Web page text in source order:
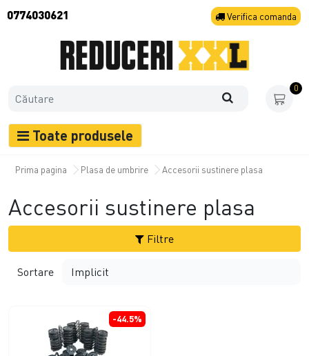
0774030621 Verifica comanda
0
Toate produsele
Prima pagina Plasa de umbrire Accesorii sustinere plasa
Accesorii sustinere plasa
Filtre
Sortare
-44.5%